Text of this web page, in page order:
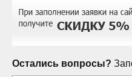
Остались вопросы?